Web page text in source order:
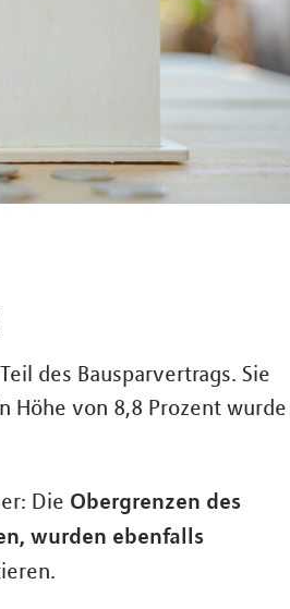
des Bausparvertrags. Sie
Höhe von 8,8 Prozent wurde
Die Obergrenzen des
wurden ebenfalls